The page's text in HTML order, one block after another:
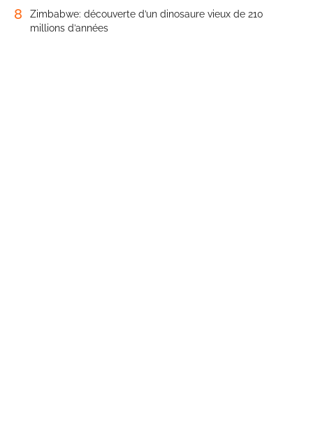
8
Zimbabwe: découverte d’un dinosaure vieux de 210
millions d’années